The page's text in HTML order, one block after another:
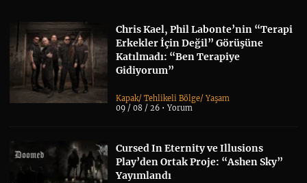
Chris Kael, Phil Labonte’nin “Terapi
Erkekler İçin Değil” Görüşüne
Katılmadı: “Ben Terapiye
Gidiyorum”
Kapak/Tehlikeli Bölge/Yaşam
09 / 08 / 26 •Yorum
Cursed In Eternity ve Illusions
Play’den Ortak Proje: “Ashen Sky”
Yayımlandı